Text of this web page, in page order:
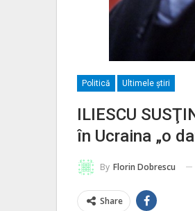
Politică Ultimele ştiri
ILIESCU
în Ucraina „o
By Florin Dobrescu
Share